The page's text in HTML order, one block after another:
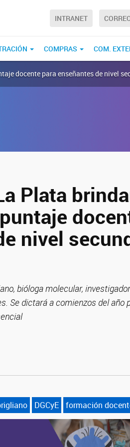
INTRANET
COMPRAS COM.
docente para enseñantes de nivel
Plata
nivel
bióloga molecular,
Se dictará a comienzos del año
DGCyE formación